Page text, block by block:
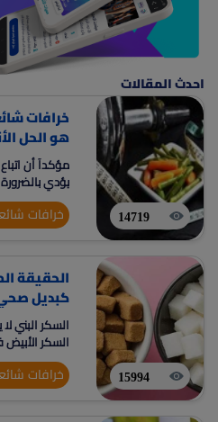
احدث المقالات
14719
هو الحل
مؤكدآ أن
يؤدي
خرافات
15994
الحقيقة
كبديل
السكر البني
السكر الأبيض
الكالسيوم
خرافات